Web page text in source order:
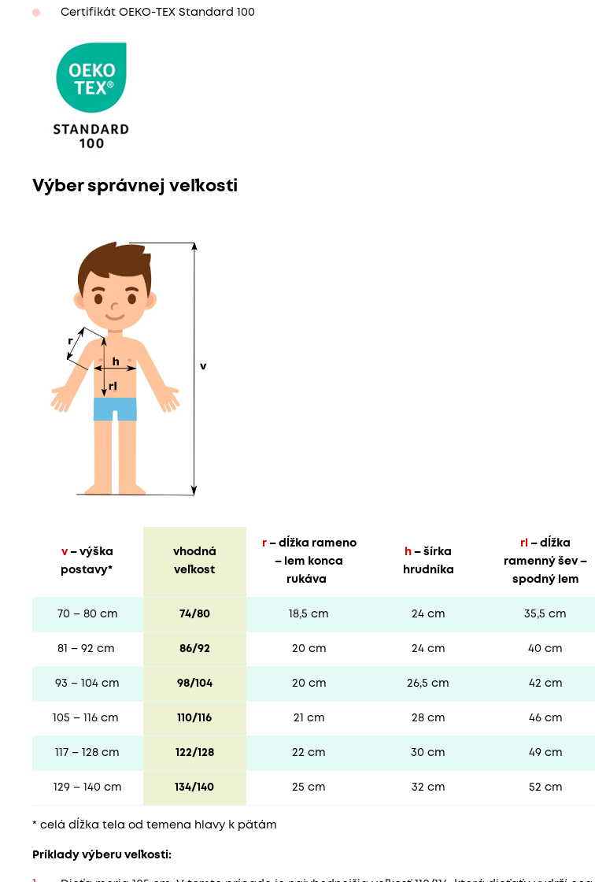
Certifikát OEKO-TEX Standard 100
Výber správnej veľkosti
v– výška
postavy*
vhodná
veľkost
r – dĺžka rameno
– lem konca
rukáva
h – šírka
hrudníka
rl – dĺžka
ramenný šev –
spodný lem
70 – 80 cm 74/80 18,5 cm 24 cm 35,5 cm
81 – 92 cm 86/92 20 cm 24 cm 40 cm
93 – 104 cm 98/104 20 cm 26,5 cm 42 cm
105 – 116 cm 110/116 21 cm 28 cm 46 cm
117 – 128 cm 122/128 22 cm 30 cm 49 cm
129 – 140 cm 134/140 25 cm 32 cm 52 cm
* celá dĺžka tela od temena hlavy k pätám
Príklady výberu veľkosti: